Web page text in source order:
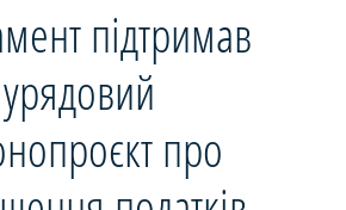
підтримав
урядовий
про